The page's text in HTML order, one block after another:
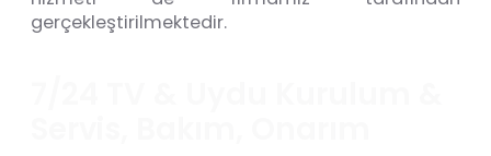
gerçekleştirilmektedir.